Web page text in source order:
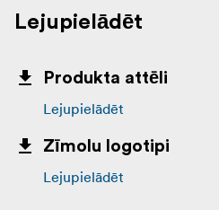
Lejupielādēt
Produkta attēli
Lejupielādēt
Zīmolu logotipi
Lejupielādēt